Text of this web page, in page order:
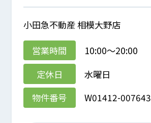
小田急不動産 相模大野店
営業時間
10:00～20:00
定休日
水曜日
物件番号
W01412-007643